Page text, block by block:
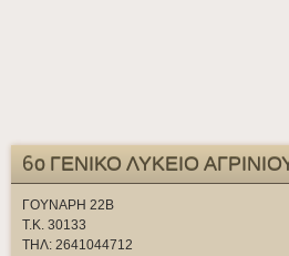
6ο ΓΕΝΙΚΟ ΛΥΚΕΙΟ
ΓΟΥΝΑΡΗ 22Β
Τ.Κ. 30133
ΤΗΛ: 2641044712